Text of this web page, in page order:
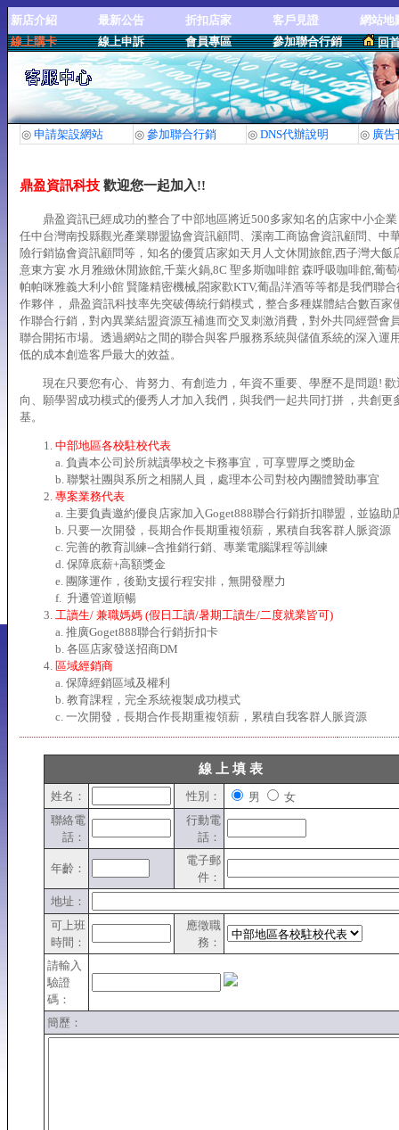
新店介紹 最新公告 折扣店家 客戶見證
網站地
線上購卡
線上申訴 會員專區 參加聯合行銷 回
◎ 申請架設網站 ◎ 參加聯合行銷 ◎ DNS代辦說明 ◎ 廣告
鼎盈資訊科技歡迎您一起加入!!
鼎盈資訊已經成功的整合了中部地區將近500多家知名的店家中小企業
任中台灣南投縣觀光產業聯盟協會資訊顧問、溪南工商協會資訊顧問、中
險行銷協會資訊顧問等，知名的優質店家如天月人文休閒旅館,西子灣大飯
意東方宴 水月雅緻休閒旅館,千葉火鍋,8C 聖多斯咖啡館 森呼吸咖啡館,葡
帕帕咪雅義大利小館 賢隆精密機械,閤家歡KTV,葡晶洋酒等等都是我們聯
作夥伴， 鼎盈資訊科技率先突破傳統行銷模式，整合多種媒體結合數百家
作聯合行銷，對內異業結盟資源互補進而交叉刺激消費，對外共同經營會
聯合開拓市場。透過網站之間的聯合與客戶服務系統與儲值系統的深入運
低的成本創造客戶最大的效益。
現在只要您有心、肯努力、有創造力，年資不重要、學歷不是問題! 歡
向、願學習成功模式的優秀人才加入我們，與我們一起共同打拼 ，共創更
基。
中部地區各校駐校代表
a. 負責本公司於所就讀學校之卡務事宜，可享豐厚之獎助金
b. 聯繫社團與系所之相關人員，處理本公司對校內團體贊助事宜
專案業務代表
a. 主要負責邀約優良店家加入Goget888聯合行銷折扣聯盟，並協助
b. 只要一次開發，長期合作長期重複領薪，累積自我客群人脈資源
c. 完善的教育訓練--含推銷行銷、專業電腦課程等訓練
d. 保障底薪+高額獎金
e. 團隊運作，後勤支援行程安排，無開發壓力
f. 升遷管道順暢
工讀生/ 兼職媽媽 (假日工讀/暑期工讀生/二度就業皆可)
a. 推廣Goget888聯合行銷折扣卡
b. 各區店家發送招商DM
區域經銷商
a. 保障經銷區域及權利
b. 教育課程，完全系統複製成功模式
c. 一次開發，長期合作長期重複領薪，累積自我客群人脈資源
線 上 填 表
姓名： 性別： 男
女
聯絡電
話：
行動電
話：
年齡：
電子郵
件：
地址：
可上班
時間：
應徵職
務：
請輸入
驗證
碼：
簡歷：